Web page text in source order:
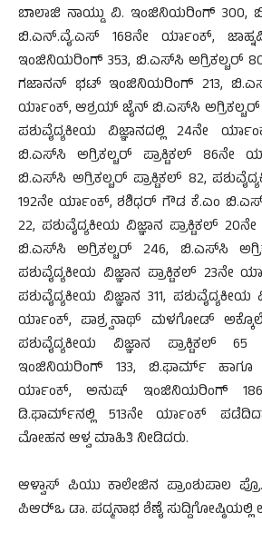
ಬಾಲಾಜಿ ನಾಯ್ಡು ವಿ. ಇಂಜಿನಿಯರಿಂಗ್ 300,
ಬಿ.ಎನ್.ವೈ.ಎಸ್ 168ನೇ ರ್ಯಾಂಕ್,
ಇಂಜಿನಿಯರಿಂಗ್ 353, ಬಿ.ಎಸ್‍ಸಿ ಅಗ್ರಿಕಲ್ಚರ್
ಗಜಾನನ್ ಭಟ್ ಇಂಜಿನಿಯರಿಂಗ್ 213,
ರ್ಯಾಂಕ್, ಆಶ್ರಯ್ ಜೈನ್ ಬಿ.ಎಸ್‍ಸಿ ಅಗ್ರಿಕಲ್ಚರ್
ಪಶುವೈದ್ಯಕೀಯ ವಿಜ್ಞಾನದಲ್ಲಿ 24ನೇ
ಬಿ.ಎಸ್‍ಸಿ ಅಗ್ರಿಕಲ್ಚರ್ ಪ್ರಾಕ್ಟಿಕಲ್ 86ನೇ
ಬಿ.ಎಸ್‍ಸಿ ಅಗ್ರಿಕಲ್ಚರ್ ಪ್ರಾಕ್ಟಿಕಲ್ 82,
192ನೇ ರ್ಯಾಂಕ್, ಶಶಿಧರ್ ಗೌಡ ಕೆ.ಎಂ
22, ಪಶುವೈದ್ಯಕೀಯ ವಿಜ್ಞಾನ ಪ್ರಾಕ್ಟಿಕಲ್
ಬಿ.ಎಸ್‍ಸಿ ಅಗ್ರಿಕಲ್ಚರ್ 246, ಬಿ.ಎಸ್‍ಸಿ
ಪಶುವೈದ್ಯಕೀಯ ವಿಜ್ಞಾನ ಪ್ರಾಕ್ಟಿಕಲ್ 23ನೇ
ಪಶುವೈದ್ಯಕೀಯ ವಿಜ್ಞಾನ 311, ಪಶುವೈದ್ಯಕೀಯ
ರ್ಯಾಂಕ್, ಪಾಶ್ರ್ವನಾಥ್ ಮಳಗೋಡ್
ಪಶುವೈದ್ಯಕೀಯ ವಿಜ್ಞಾನ ಪ್ರಾಕ್ಟಿಕಲ್
ಇಂಜಿನಿಯರಿಂಗ್ 133, ಬಿ.ಫಾರ್ಮ್ ಹಾಗೂ
ರ್ಯಾಂಕ್, ಅನುಷ್ ಇಂಜಿನಿಯರಿಂಗ್
ಡಿ.ಫಾರ್ಮ್‍ನಲ್ಲಿ 513ನೇ ರ್ಯಾಂಕ್
ಮೋಹನ ಆಳ್ವ ಮಾಹಿತಿ ನೀಡಿದರು.
ಆಳ್ವಾಸ್ ಪಿಯು ಕಾಲೇಜಿನ ಪ್ರಾಂಶುಪಾಲ
ಪಿಆರ್‍ಒ ಡಾ. ಪದ್ಮನಾಭ ಶೆಣೈ ಸುದ್ದಿಗೋಷ್ಠಿಯಲ್ಲಿ